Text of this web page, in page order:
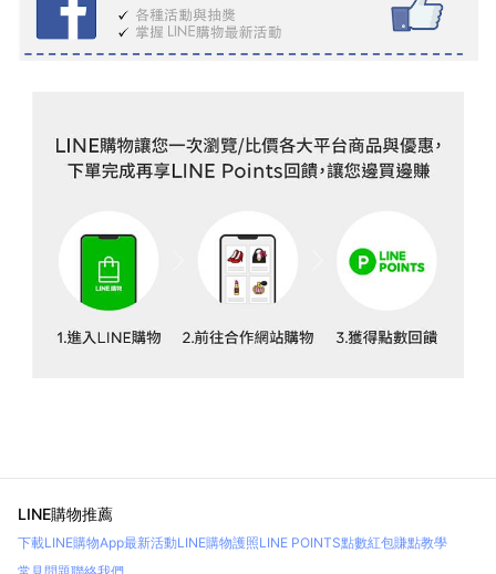
LINE購物推薦
下載LINE購物App最新活動LINE購物護照LINE POINTS點數紅包賺點教學